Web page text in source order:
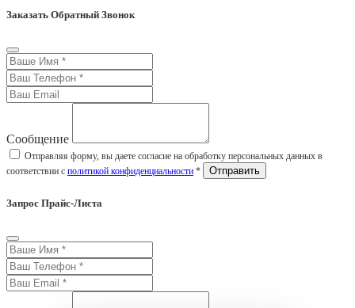
Заказать Обратный Звонок
Сообщение
Отправляя форму, вы даете согласие на обработку персональных данных в
соответствии с политикой конфиденциальности *
Запрос Прайс-Листа